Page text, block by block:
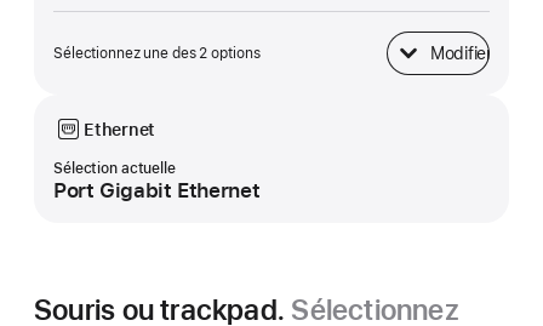
Sélectionnez une des 2 options Modifier
Base
Ethernet
Sélection actuelle
Port Gigabit Ethernet
Souris ou trackpad. Sélectionnez